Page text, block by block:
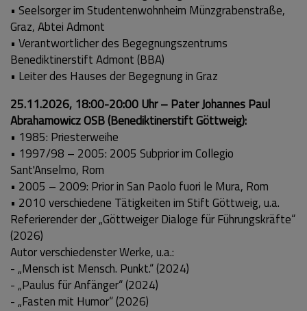
• Seelsorger im Studentenwohnheim Münzgrabenstraße,
Graz, Abtei Admont
• Verantwortlicher des Begegnungszentrums
Benediktinerstift Admont (BBA)
• Leiter des Hauses der Begegnung in Graz
25.11.2026, 18:00-20:00 Uhr – Pater Johannes Paul
Abrahamowicz OSB (Benediktinerstift Göttweig):
• 1985: Priesterweihe
• 1997/98 – 2005: 2005 Subprior im Collegio
Sant'Anselmo, Rom
• 2005 – 2009: Prior in San Paolo fuori le Mura, Rom
• 2010 verschiedene Tätigkeiten im Stift Göttweig, u.a.
Referierender der „Göttweiger Dialoge für Führungskräfte“
(2026)
Autor verschiedenster Werke, u.a.:
- „Mensch ist Mensch. Punkt.“ (2024)
- „Paulus für Anfänger“ (2024)
- „Fasten mit Humor“ (2026)